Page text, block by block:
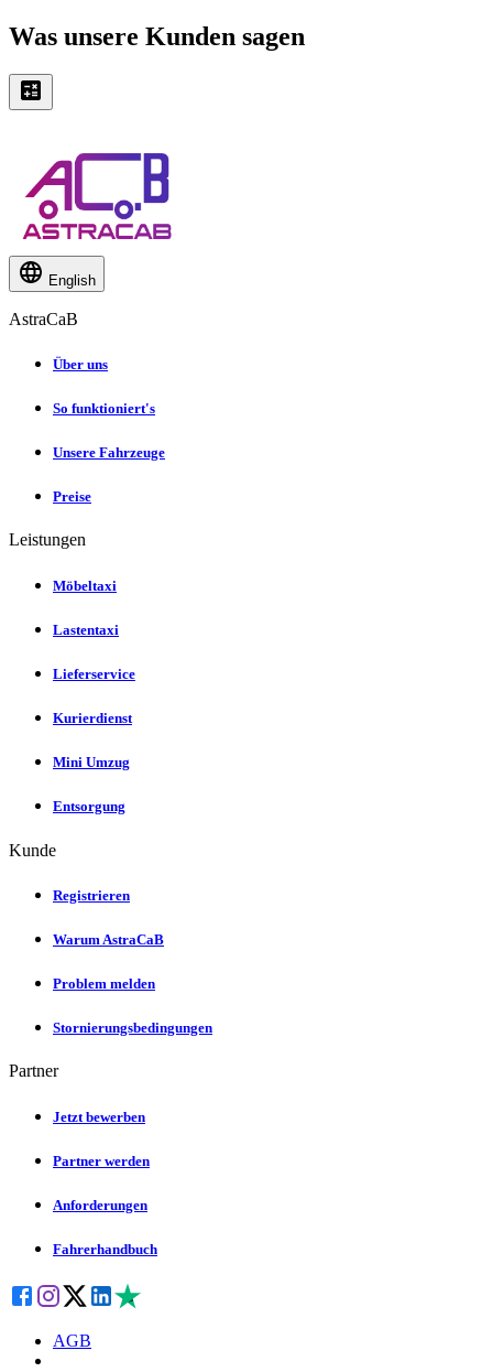
Was unsere Kunden sagen
English
AstraCaB
Über uns
So funktioniert's
Unsere Fahrzeuge
Preise
Leistungen
Möbeltaxi
Lastentaxi
Lieferservice
Kurierdienst
Mini Umzug
Entsorgung
Kunde
Registrieren
Warum AstraCaB
Problem melden
Stornierungsbedingungen
Partner
Jetzt bewerben
Partner werden
Anforderungen
Fahrerhandbuch
AGB